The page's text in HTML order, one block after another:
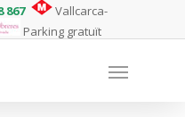
867
Vallcarca-
Parking gratuït